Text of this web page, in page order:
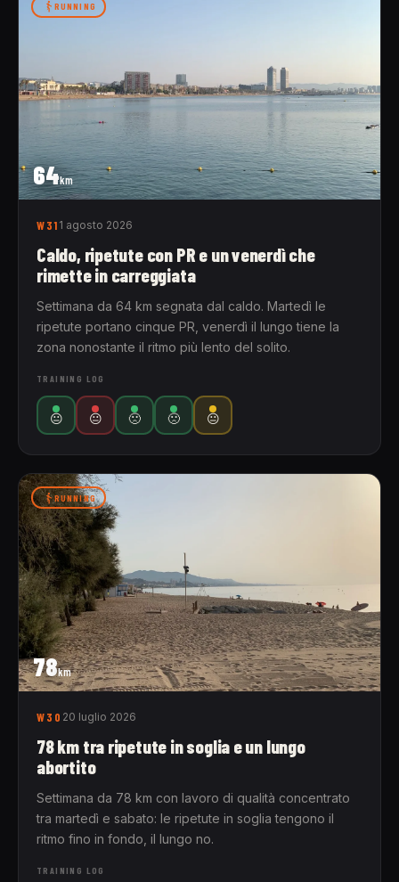
64km
RUNNING
W31 1 agosto 2026
Caldo, ripetute con PR e un venerdì che
rimette in carreggiata
Settimana da 64 km segnata dal caldo. Martedì le
ripetute portano cinque PR, venerdì il lungo tiene la
zona nonostante il ritmo più lento del solito.
TRAINING LOG
😐 😐 🙁 🙁 😐
78km
RUNNING
W30 20 luglio 2026
78 km tra ripetute in soglia e un lungo
abortito
Settimana da 78 km con lavoro di qualità concentrato
tra martedì e sabato: le ripetute in soglia tengono il
ritmo fino in fondo, il lungo no.
TRAINING LOG